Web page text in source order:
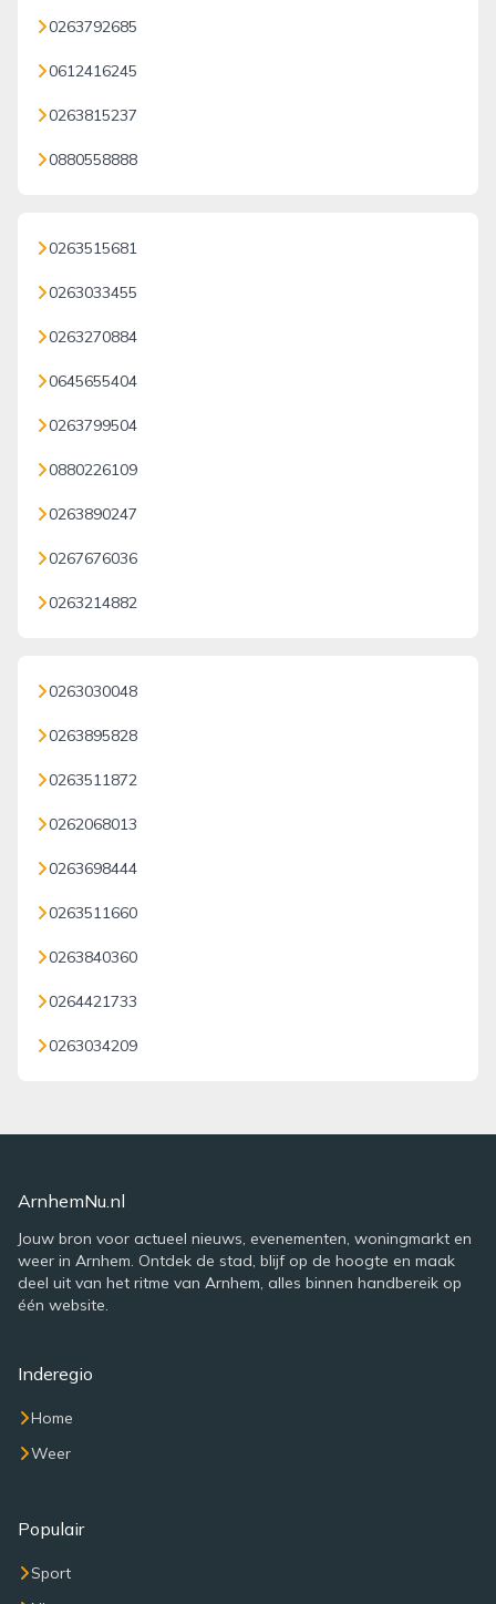
0263792685
0612416245
0263815237
0880558888
0263515681
0263033455
0263270884
0645655404
0263799504
0880226109
0263890247
0267676036
0263214882
0263030048
0263895828
0263511872
0262068013
0263698444
0263511660
0263840360
0264421733
0263034209
ArnhemNu.nl
Jouw bron voor actueel nieuws, evenementen, woningmarkt en
weer in Arnhem. Ontdek de stad, blijf op de hoogte en maak
deel uit van het ritme van Arnhem, alles binnen handbereik op
één website.
Inderegio
Home
Weer
Populair
Sport